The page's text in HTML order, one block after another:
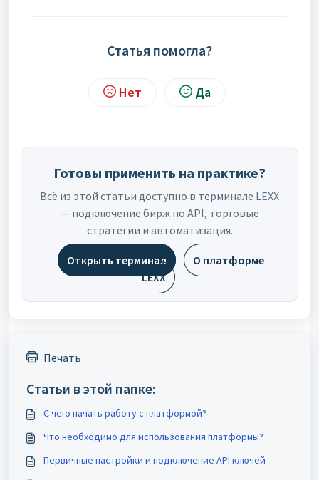
Статья помогла?
Нет Да
Готовы применить на практике?
Всё из этой статьи доступно в терминале LEXX
— подключение бирж по API, торговые
стратегии и автоматизация.
Открыть терминал
О платформе
LEXX
Печать
Статьи в этой папке:
С чего начать работу с платформой?
Что необходимо для использования платформы?
Первичные настройки и подключение API ключей